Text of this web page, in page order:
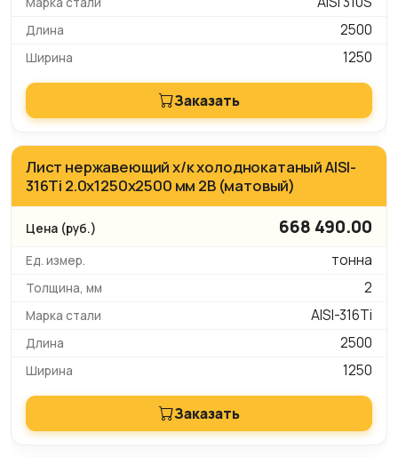
2500
1250
Заказать
Лист нержавеющий х/к холоднокатаный AISI-
316Ti 2.0х1250х2500 мм 2B (матовый)
668 490.00
тонна
2
AISI-316Ti
2500
1250
Заказать